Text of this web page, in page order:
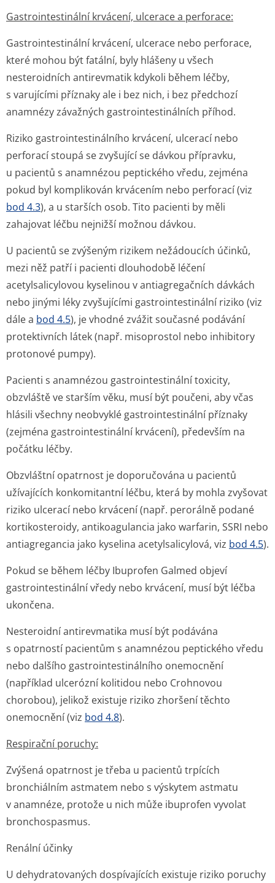
Gastrointestinální krvácení, ulcerace a perforace:
Gastrointestinální krvácení, ulcerace nebo perforace,
které mohou být fatální, byly hlášeny u všech
nesteroidních antirevmatik kdykoli během léčby,
s varujícími příznaky ale i bez nich, i bez předchozí
anamnézy závažných gastrointesti­nálních příhod.
Riziko gastrointesti­nálního krvácení, ulcerací nebo
perforací stoupá se zvyšující se dávkou přípravku,
u pacientů s anamnézou peptického vředu, zejména
pokud byl komplikován krvácením nebo perforací (viz
bod 4.3), a u starších osob. Tito pacienti by měli
zahajovat léčbu nejnižší možnou dávkou.
U pacientů se zvýšeným rizikem nežádoucích účinků,
mezi něž patří i pacienti dlouhodobě léčení
acetylsalicylovou kyselinou v antiagregačních dávkách
nebo jinými léky zvyšujícími gastrointestinální riziko (viz
dále a bod 4.5), je vhodné zvážit současné podávání
protektivních látek (např. misoprostol nebo inhibitory
protonové pumpy).
Pacienti s anamnézou gastrointestinální toxicity,
obzvláště ve starším věku, musí být poučeni, aby včas
hlásili všechny neobvyklé gastrointestinální příznaky
(zejména gastrointestinální krvácení), především na
počátku léčby.
Obzvláštní opatrnost je doporučována u pacientů
užívajících konkomitantní léčbu, která by mohla zvyšovat
riziko ulcerací nebo krvácení (např. perorálně podané
kortikosteroidy, antikoagulancia jako warfarin, SSRI nebo
antiagregancia jako kyselina acetylsalicylová, viz bod 4.5).
Pokud se během léčby Ibuprofen Galmed objeví
gastrointestinální vředy nebo krvácení, musí být léčba
ukončena.
Nesteroidní antirevmatika musí být podávána
s opatrností pacientům s anamnézou peptického vředu
nebo dalšího gastrointesti­nálního onemocnění
(například ulcerózní kolitidou nebo Crohnovou
chorobou), jelikož existuje riziko zhoršení těchto
onemocnění (viz bod 4.8).
Respirační poruchy:
Zvýšená opatrnost je třeba u pacientů trpících
bronchiálním astmatem nebo s výskytem astmatu
v anamnéze, protože u nich může ibuprofen vyvolat
bronchospasmus.
Renální účinky
U dehydratovaných dospívajících existuje riziko poruchy